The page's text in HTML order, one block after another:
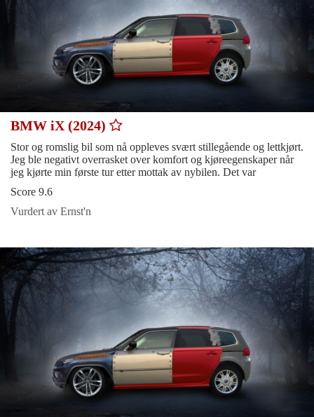
BMW iX (2024)
Stor og romslig bil som nå oppleves svært stillegående og lettkjørt.
Jeg ble negativt overrasket over komfort og kjøreegenskaper når
jeg kjørte min første tur etter mottak av nybilen. Det var
Score 9.6
Vurdert av Ernst'n